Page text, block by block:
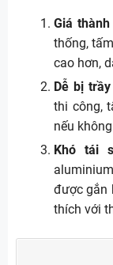
Giá
thống,
cao hơn,
Dễ bị
thi công,
nếu
Khó tái
được gắn
thích với